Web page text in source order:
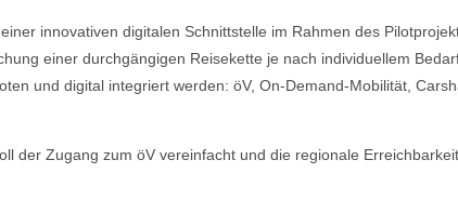
innovativen digitalen Schnittstelle im Rahmen des
einer durchgängigen Reisekette je nach individuellem
und digital integriert werden: öV, On-Demand-Mobilität,
der Zugang zum öV vereinfacht und die regionale